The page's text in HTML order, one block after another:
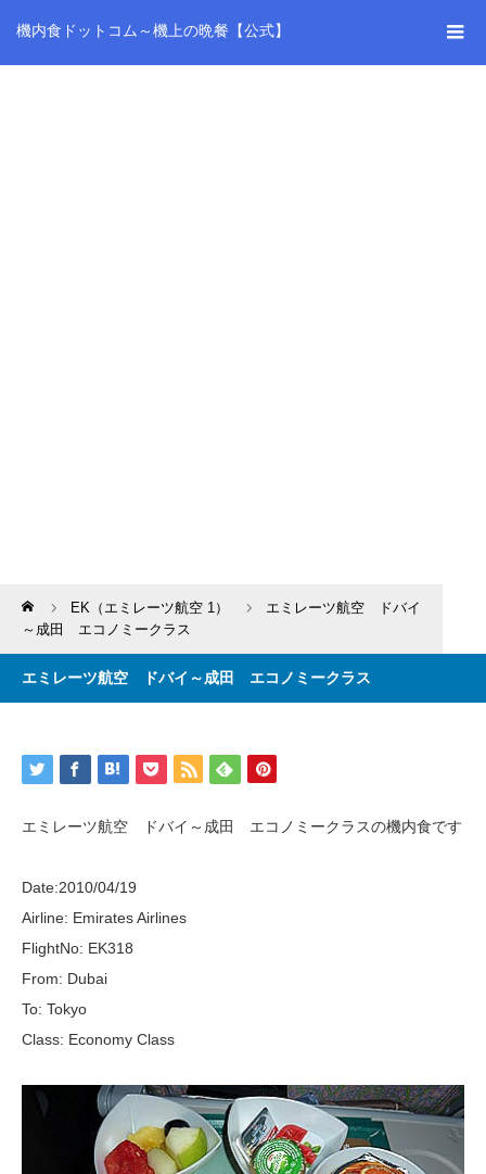
機内食ドットコム～機上の晩餐【公式】
Home EK（エミレーツ航空 1）
エミレーツ航空 ドバイ
～成田 エコノミークラス
エミレーツ航空 ドバイ～成田 エコノミークラス
エミレーツ航空 ドバイ～成田 エコノミークラスの機内食です
Date:2010/04/19
Airline: Emirates Airlines
FlightNo: EK318
From: Dubai
To: Tokyo
Class: Economy Class